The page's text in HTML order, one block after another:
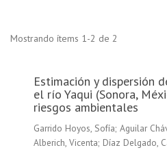
Mostrando ítems 1-2 de 2
Estimación y dispersión
el río Yaqui (Sonora,
riesgos ambientales
Garrido Hoyos, Sofía; Aguilar
Alberich, Vicenta; Díaz Delgado,